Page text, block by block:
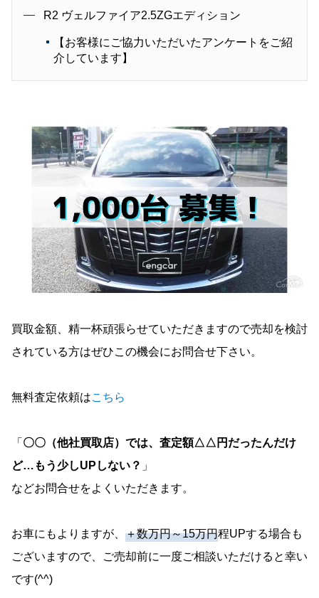
R2 ヴェルファイア2.5ZGエディション
【お客様にご協力いただいたアンケートをご紹
介しています】
買取金額、精一杯頑張らせていただきますので売却を検討
されている方はぜひこの機会にお問合せ下さい。
無料査定依頼はこちら
「 〇〇（他社買取店）では、査定額△△円だったんだけ
ど…もう少しUPしない？ 」
などお問合せをよくいただきます。
お車にもよりますが、 ＋数万円～15万円程UPする場合も
ございますので、ご売却前に一度ご相談いただけると幸い
です(^^)